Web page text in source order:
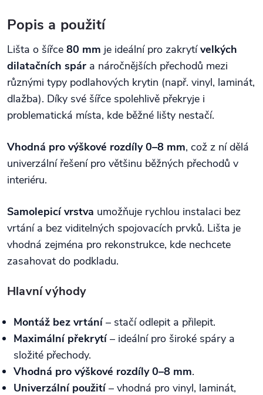
Popis a použití
Lišta o šířce 80 mm je ideální pro zakrytívelkých
dilatačních spár a náročnějších přechodů mezi
různými typy podlahových krytin (např. vinyl, laminát,
dlažba). Díky své šířce spolehlivě překryje i
problematická místa, kde běžné lišty nestačí.
Vhodná pro výškové rozdíly 0–8 mm, což z ní dělá
univerzální řešení pro většinu běžných přechodů v
interiéru.
Samolepicí vrstva umožňuje rychlou instalaci bez
vrtání a bez viditelných spojovacích prvků. Lišta je
vhodná zejména pro rekonstrukce, kde nechcete
zasahovat do podkladu.
Hlavní výhody
Montáž bez vrtání– stačí odlepit a přilepit.
Maximální překrytí– ideální pro široké spáry a
složité přechody.
Vhodná pro výškové rozdíly 0–8 mm.
Univerzální použití– vhodná pro vinyl, laminát,